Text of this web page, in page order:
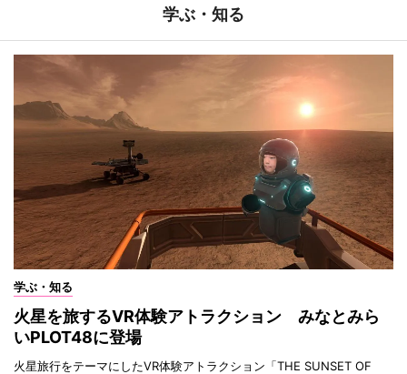
学ぶ・知る
学ぶ・知る
火星を旅するVR体験アトラクション みなとみら
いPLOT48に登場
火星旅行をテーマにしたVR体験アトラクション「THE SUNSET OF